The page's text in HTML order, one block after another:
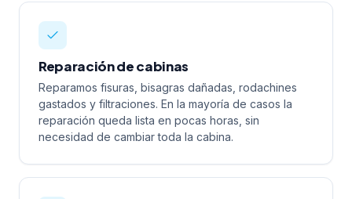
Reparación de cabinas
Reparamos fisuras, bisagras dañadas, rodachines
gastados y filtraciones. En la mayoría de casos la
reparación queda lista en pocas horas, sin
necesidad de cambiar toda la cabina.